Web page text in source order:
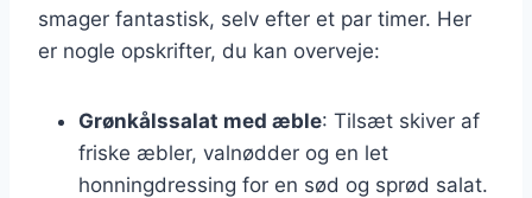
smager fantastisk, selv efter et par timer. Her
er nogle opskrifter, du kan overveje:
Grønkålssalat med æble: Tilsæt skiver af
friske æbler, valnødder og en let
honningdressing for en sød og sprød salat.